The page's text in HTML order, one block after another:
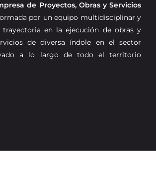
de Proyectos, Obras y Servicios
por un equipo multidisciplinar y
en la ejecución de obras y
de diversa índole en el sector
a lo largo de todo el territorio